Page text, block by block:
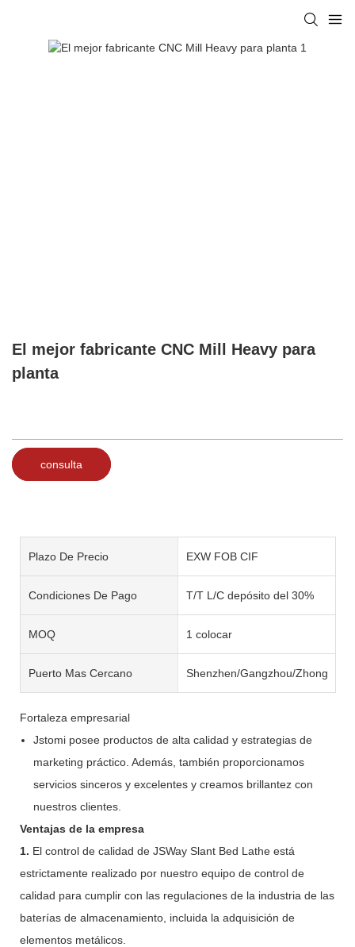
El mejor fabricante CNC Mill Heavy para
planta
consulta
Plazo De Precio EXW FOB CIF
Condiciones De Pago T/T L/C depósito del 30%
MOQ 1 colocar
Puerto Mas Cercano Shenzhen/Gangzhou/Zhongshan
Fortaleza empresarial
Jstomi posee productos de alta calidad y estrategias de
marketing práctico. Además, también proporcionamos
servicios sinceros y excelentes y creamos brillantez con
nuestros clientes.
Ventajas de la empresa
1. El control de calidad de JSWay Slant Bed Lathe está
estrictamente realizado por nuestro equipo de control de
calidad para cumplir con las regulaciones de la industria de las
baterías de almacenamiento, incluida la adquisición de
elementos metálicos.